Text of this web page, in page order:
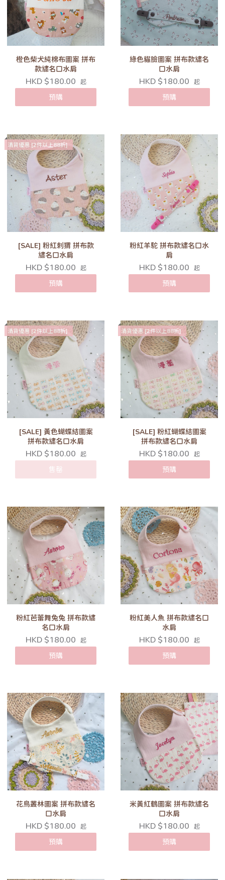
橙色柴犬純棉布圖案 拼布
款繡名口水肩
HKD $180.00 起
預購
綠色貓臉圖案 拼布款繡名
口水肩
HKD $180.00 起
預購
清貨優惠 [2件以上88折]
[SALE] 粉紅刺猬 拼布款
繡名口水肩
HKD $180.00 起
預購
粉紅羊駝 拼布款繡名口水
肩
HKD $180.00 起
預購
清貨優惠 [2件以上88折]
[SALE] 黃色蝴蝶結圖案
拼布款繡名口水肩
HKD $180.00 起
售罄
清貨優惠 [2件以上88折]
[SALE] 粉紅蝴蝶結圖案
拼布款繡名口水肩
HKD $180.00 起
預購
粉紅芭蕾舞兔兔 拼布款繡
名口水肩
HKD $180.00 起
預購
粉紅美人魚 拼布款繡名口
水肩
HKD $180.00 起
預購
花鳥叢林圖案 拼布款繡名
口水肩
HKD $180.00 起
預購
米黃紅鶴圖案 拼布款繡名
口水肩
HKD $180.00 起
預購